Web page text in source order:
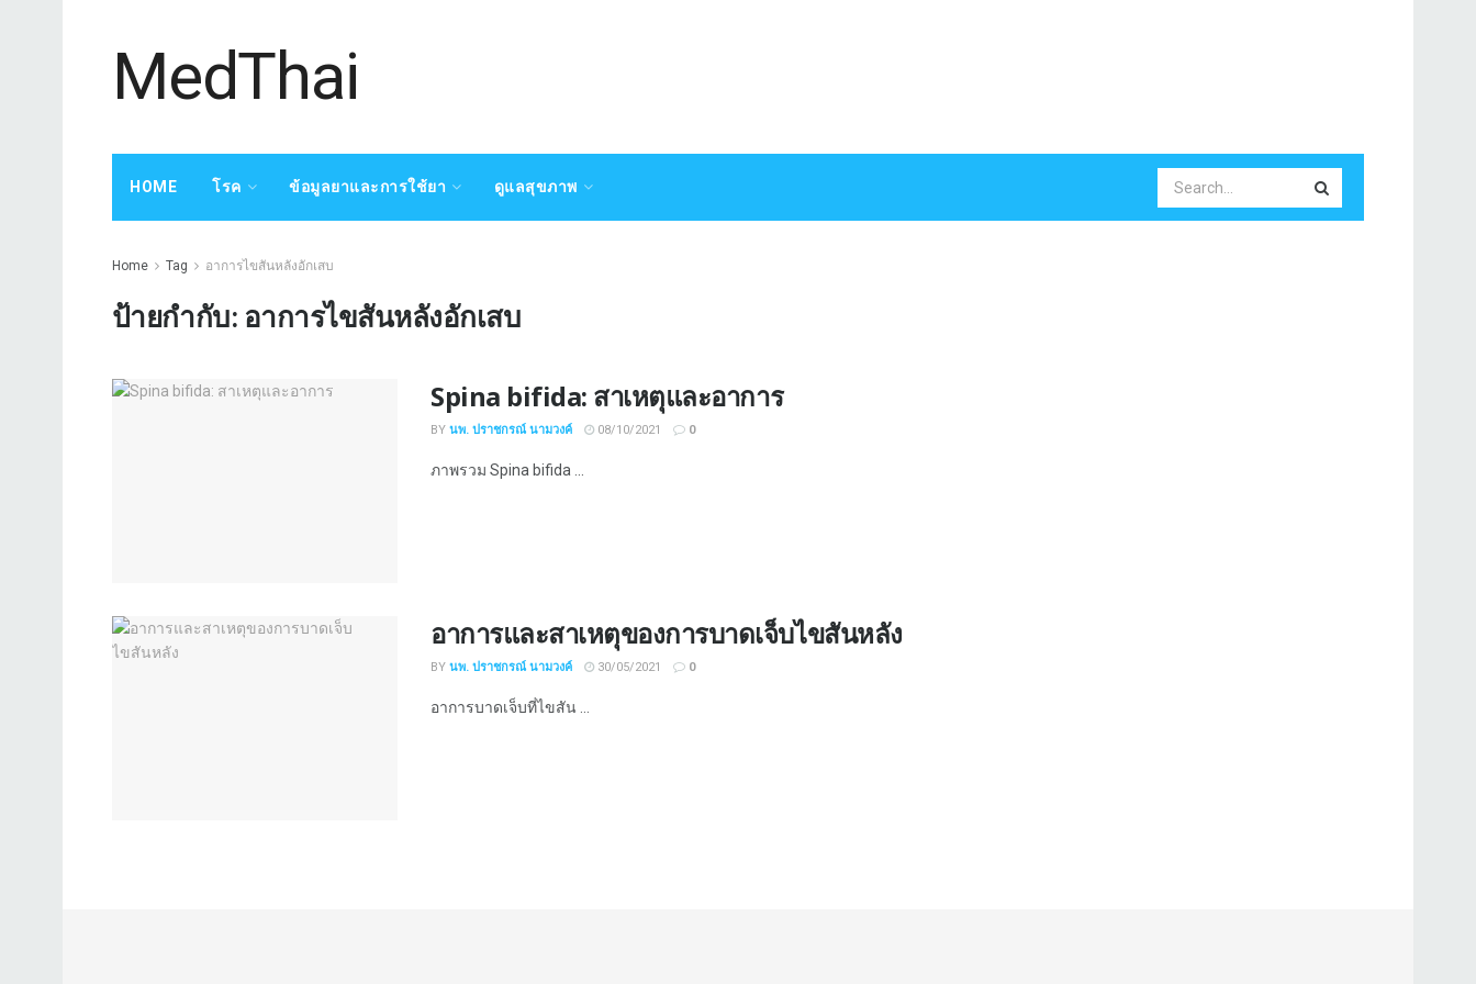
MedThai
HOME โรค ข้อมูลยาและการใช้ยา ดูแลสุขภาพ
Home Tag อาการไขสันหลังอักเสบ
ป้ายกำกับ: อาการไขสันหลังอักเสบ
Spina bifida: สาเหตุและอาการ
BY นพ. ปราชกรณ์ นามวงค์ 08/10/2021 0
ภาพรวม Spina bifida ...
อาการและสาเหตุของการบาดเจ็บไขสันหลัง
BY นพ. ปราชกรณ์ นามวงค์ 30/05/2021 0
อาการบาดเจ็บที่ไขสัน ...